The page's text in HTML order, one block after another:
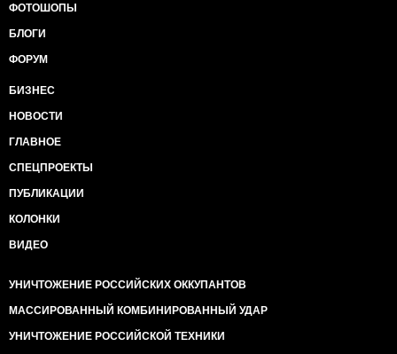
ФОТОШОПЫ
БЛОГИ
ФОРУМ
БИЗНЕС
НОВОСТИ
ГЛАВНОЕ
СПЕЦПРОЕКТЫ
ПУБЛИКАЦИИ
КОЛОНКИ
ВИДЕО
УНИЧТОЖЕНИЕ РОССИЙСКИХ ОККУПАНТОВ
МАССИРОВАННЫЙ КОМБИНИРОВАННЫЙ УДАР
УНИЧТОЖЕНИЕ РОССИЙСКОЙ ТЕХНИКИ